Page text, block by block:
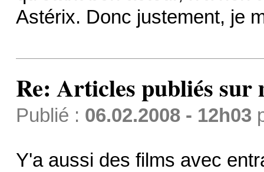
Astérix. Donc justement, je
Re: Articles publiés sur
Publié : 06.02.2008 - 12h03
Y'a aussi des films avec